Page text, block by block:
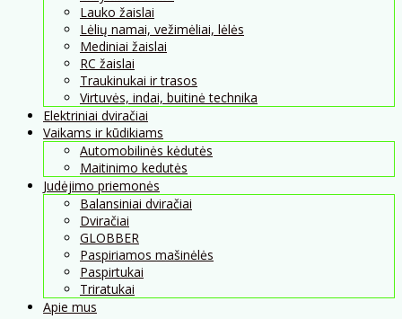
Lauko žaislai
Lėlių namai, vežimėliai, lėlės
Mediniai žaislai
RC žaislai
Traukinukai ir trasos
Virtuvės, indai, buitinė technika
Elektriniai dviračiai
Vaikams ir kūdikiams
Automobilinės kėdutės
Maitinimo kedutės
Judėjimo priemonės
Balansiniai dviračiai
Dviračiai
GLOBBER
Paspiriamos mašinėlės
Paspirtukai
Triratukai
Apie mus